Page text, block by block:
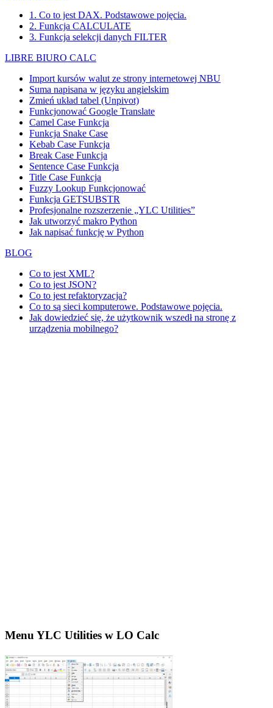
1. Co to jest DAX. Podstawowe pojęcia.
2. Funkcja CALCULATE
3. Funkcja selekcji danych FILTER
LIBRE BIURO CALC
Import kursów walut ze strony internetowej NBU
Suma napisana w języku angielskim
Zmień układ tabel (Unpivot)
Funkcjonować Google Translate
Camel Case Funkcja
Funkcja Snake Case
Kebab Case Funkcja
Break Case Funkcja
Sentence Case Funkcja
Title Case Funkcja
Fuzzy Lookup Funkcjonować
Funkcja GETSUBSTR
Profesjonalne rozszerzenie „YLC Utilities”
Jak utworzyć makro Python
Jak napisać funkcję w Python
BLOG
Co to jest XML?
Co to jest JSON?
Co to jest refaktoryzacja?
Co to są sieci komputerowe. Podstawowe pojęcia.
Jak dowiedzieć się, że użytkownik wszedł na stronę z
urządzenia mobilnego?
Menu YLC Utilities w LO Calc